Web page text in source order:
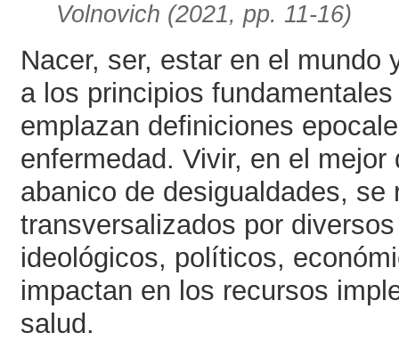
Volnovich (2021, pp. 11-16)
Nacer, ser, estar en el mundo
a los principios
emplazan definiciones
enfermedad. Vivir, en el
abanico de desigualdades,
transversalizados por
ideológicos, políticos,
impactan en los recursos
salud.